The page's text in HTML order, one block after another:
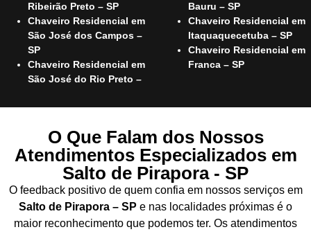
Ribeirão Preto – SP
Chaveiro Residencial em
São José dos Campos –
SP
Chaveiro Residencial em
São José do Rio Preto –
Bauru – SP
Chaveiro Residencial em
Itaquaquecetuba – SP
Chaveiro Residencial em
Franca – SP
O Que Falam dos Nossos
Atendimentos Especializados em
Salto de Pirapora - SP
O feedback positivo de quem confia em nossos serviços em
Salto de Pirapora – SP e nas localidades próximas é o
maior reconhecimento que podemos ter. Os atendimentos